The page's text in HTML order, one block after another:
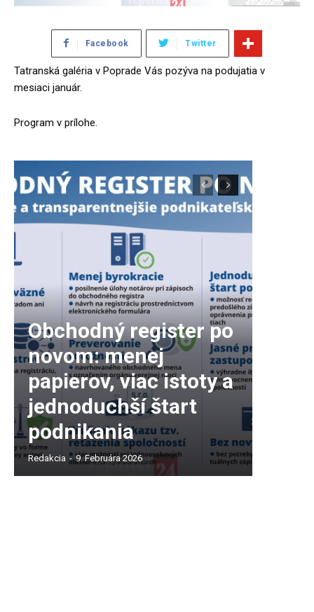
Facebook Twitter
Tatranská galéria v Poprade Vás pozýva na podujatia v
mesiaci január.
Program v prílohe.
Obchodný register po
novom: menej
papierov, viac istoty a
jednoduchší štart
podnikania
Redakcia - 9. Februára 2026